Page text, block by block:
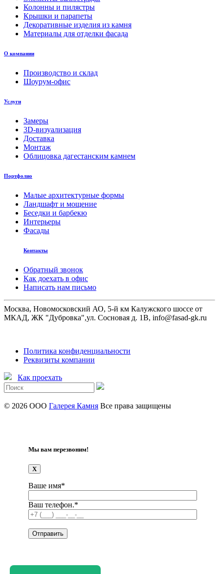
Колонны и пилястры
Крышки и парапеты
Декоративные изделия из камня
Материалы для отделки фасада
О компании
Производство и склад
Шоурум-офис
Услуги
Замеры
3D-визуализация
Доставка
Монтаж
Облицовка дагестанским камнем
Портфолио
Малые архитектурные формы
Ландшафт и мощение
Беседки и барбекю
Интерьеры
Фасады
Контакты
Обратный звонок
Как доехать в офис
Написать нам письмо
Москва, Новомосковский АО, 5-й км Калужского шоссе от
МКАД, ЖК "Дубровка",ул. Сосновая д. 1В, info@fasad-gk.ru
Политика конфиденциальности
Реквизиты компании
Как проехать
© 2026 ООО Галерея Камня Все права защищены
Мы вам перезвоним!
X
Ваше имя*
Ваш телефон.*